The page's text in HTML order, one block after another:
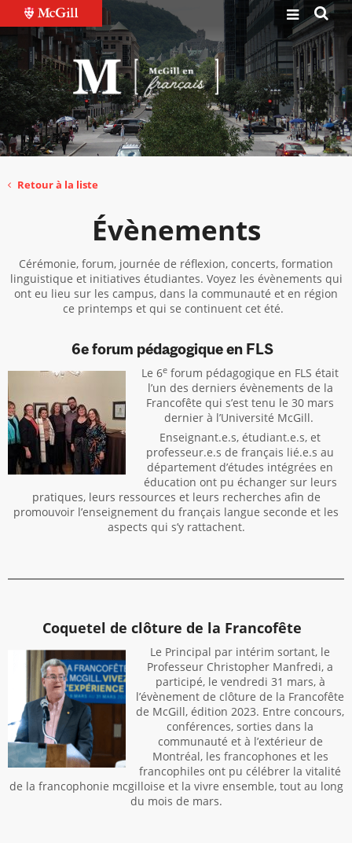
Retour à la liste
Évènements
Cérémonie, forum, journée de réflexion, concerts, formation
linguistique et initiatives étudiantes. Voyez les évènements qui
ont eu lieu sur les campus, dans la communauté et en région
ce printemps et qui se continuent cet été.
6e forum pédagogique en FLS
Le 6e forum pédagogique en FLS était
l’un des derniers évènements de la
Francofête qui s’est tenu le 30 mars
dernier à l’Université McGill.
Enseignant.e.s, étudiant.e.s, et
professeur.e.s de français lié.e.s au
département d’études intégrées en
éducation ont pu échanger sur leurs
pratiques, leurs ressources et leurs recherches afin de
promouvoir l’enseignement du français langue seconde et les
aspects qui s’y rattachent.
Coquetel de clôture de la Francofête
Le Principal par intérim sortant, le
Professeur Christopher Manfredi, a
participé, le vendredi 31 mars, à
l’évènement de clôture de la Francofête
de McGill, édition 2023. Entre concours,
conférences, sorties dans la
communauté et à l’extérieur de
Montréal, les francophones et les
francophiles ont pu célébrer la vitalité
de la francophonie mcgilloise et la vivre ensemble, tout au long
du mois de mars.